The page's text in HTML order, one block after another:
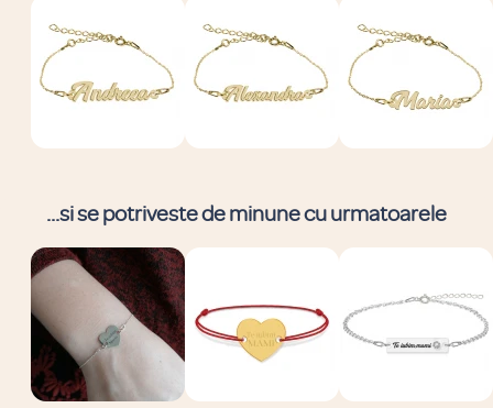
...si se potriveste de minune cu urmatoarele